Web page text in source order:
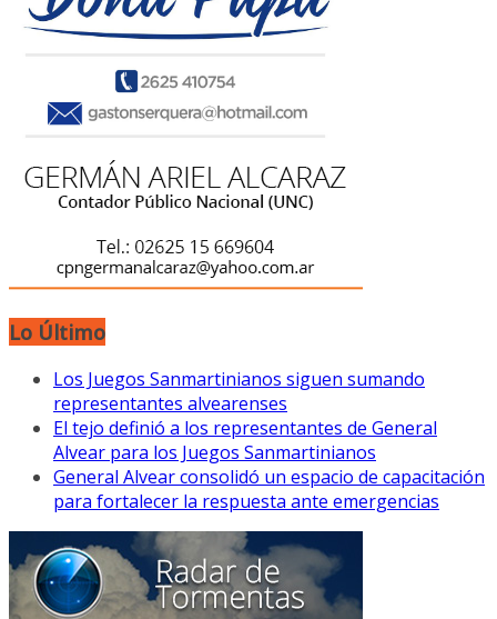
Lo Último
Los Juegos Sanmartinianos siguen sumando
representantes alvearenses
El tejo definió a los representantes de General
Alvear para los Juegos Sanmartinianos
General Alvear consolidó un espacio de capacitación
para fortalecer la respuesta ante emergencias